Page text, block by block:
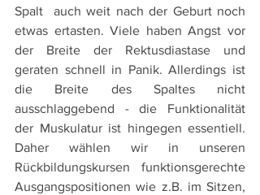
Spalt  auch weit nach der Geburt noch
etwas ertasten. Viele haben Angst vor
der Breite der Rektusdiastase und
geraten schnell in Panik. Allerdings ist
die Breite des Spaltes nicht
ausschlaggebend - die Funktionalität
der Muskulatur ist hingegen essentiell.
Daher wählen wir in unseren
Rückbildungskursen funktionsgerechte
Ausgangspositionen wie z.B. im Sitzen,